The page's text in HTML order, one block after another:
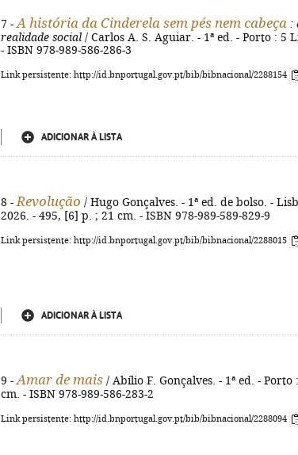
7 - A história da Cinderela sem pés nem cabeça :
realidade social / Carlos A. S. Aguiar. - 1ª ed. - Porto : 5
- ISBN 978-989-586-286-3
Link persistente: http://id.bnportugal.gov.pt/bib/bibnacional/2288154
ADICIONAR À LISTA
8 - Revolução / Hugo Gonçalves. - 1ª ed. de bolso. -
2026. - 495, [6] p. ; 21 cm. - ISBN 978-989-589-829-9
Link persistente: http://id.bnportugal.gov.pt/bib/bibnacional/2288015
ADICIONAR À LISTA
9 - Amar de mais / Abílio F. Gonçalves. - 1ª ed. -
cm. - ISBN 978-989-586-283-2
Link persistente: http://id.bnportugal.gov.pt/bib/bibnacional/2288094